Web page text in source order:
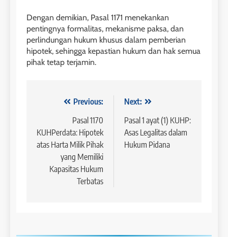
Dengan demikian, Pasal 1171 menekankan
pentingnya formalitas, mekanisme paksa, dan
perlindungan hukum khusus dalam pemberian
hipotek, sehingga kepastian hukum dan hak semua
pihak tetap terjamin.
NavigasiPrevious:
Pasal 1170
KUHPerdata: Hipotek
atas Harta Milik Pihak
yang Memiliki
Kapasitas Hukum
Terbatas
Next:
Pasal 1 ayat (1) KUHP:
Asas Legalitas dalam
Hukum Pidana